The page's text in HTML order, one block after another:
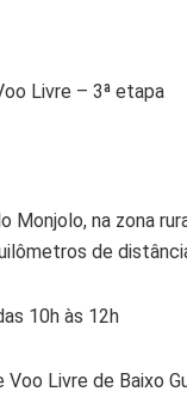
Livre – 3ª etapa
Monjolo, na zona
de
10h às 12h
Livre de Baixo